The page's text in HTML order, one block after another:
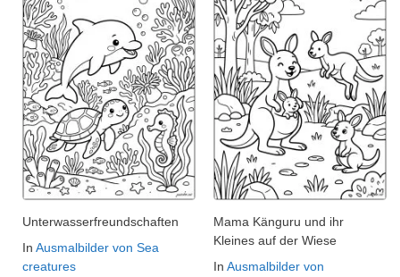
Unterwasserfreundschaften
In Ausmalbilder von Sea
creatures
Mama Känguru und ihr
Kleines auf der Wiese
In Ausmalbilder von